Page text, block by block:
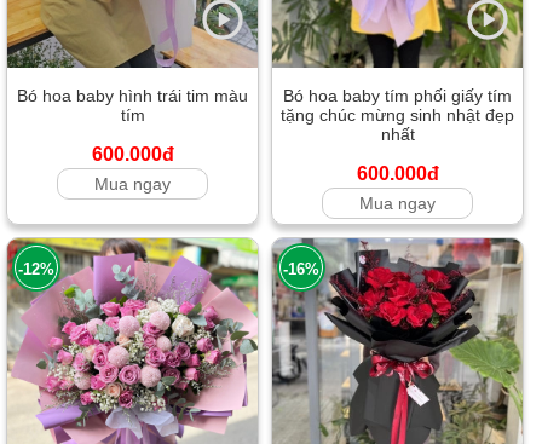
Bó hoa baby hình trái tim màu
tím
600.000đ
Mua ngay
Bó hoa baby tím phối giấy tím
tặng chúc mừng sinh nhật đẹp
nhất
600.000đ
Mua ngay
-12% -16%